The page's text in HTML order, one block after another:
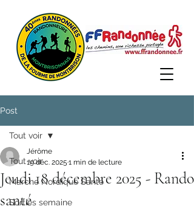
Post
Tout voir
Marche Nordique Santé
Sorties semaine
Tout voir
Jeudi 18 décembre 2025 - Rando
santé
Jérôme
19 déc. 2025 1 min de lecture